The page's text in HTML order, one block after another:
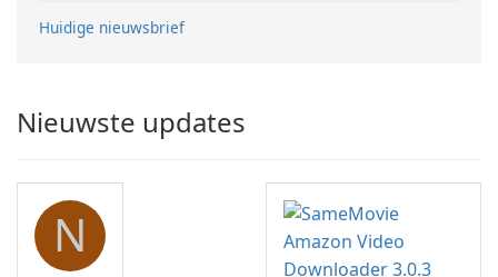
Huidige nieuwsbrief
Nieuwste updates
N